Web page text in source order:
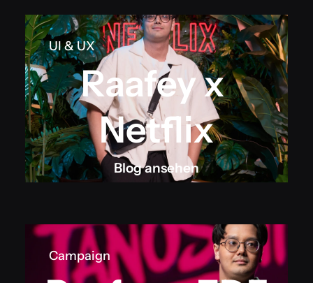
UI & UX
Raafey x
Netflix
Blog ansehen
Blog ansehen
Campaign